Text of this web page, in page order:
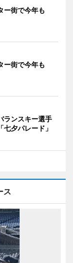
ー街で今年も
ー街で今年も
ランスキー選手
夕パレード」
ス